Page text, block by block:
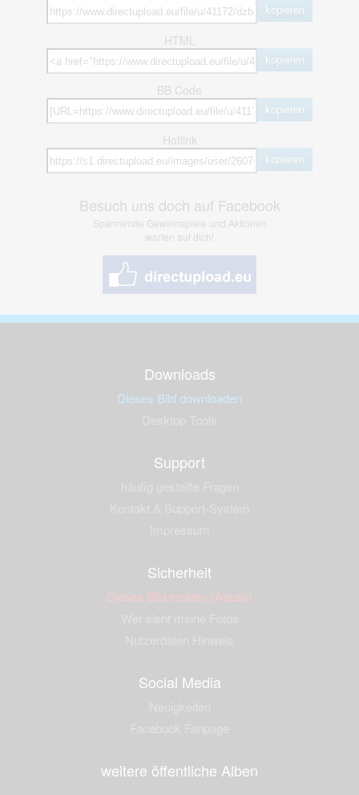
kopieren
HTML
kopieren
BB Code
kopieren
Hotlink
kopieren
Besuch uns doch auf Facebook
Spannende Gewinnspiele und Aktionen
warten auf dich!
Downloads
Dieses Bild downloaden
Support
Sicherheit
Dieses Bild melden (Abuse)
Social Media
weitere öffentliche Alben